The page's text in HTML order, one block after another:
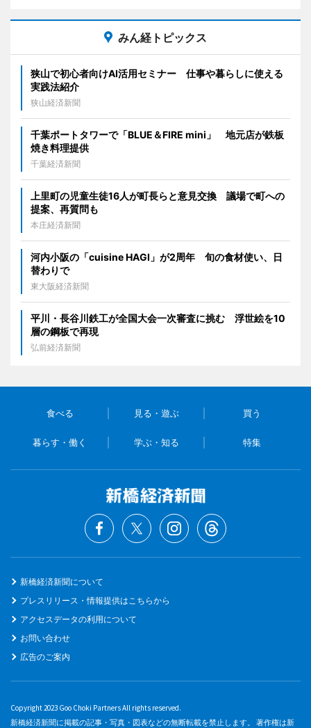
みん経トピックス
狭山で初心者向けAI活用セミナー 仕事や暮らしに使える
実践法紹介
狭山経済新聞
千葉ポートタワーで「BLUE＆FIRE mini」 地元店が鉄板
焼き料理提供
千葉経済新聞
上里町の児童生徒16人が町長らと意見交換 議場で町への
提案、再質問も
本庄経済新聞
河内小阪の「cuisine HAGI」が2周年 旬の食材使い、日
替わりで
東大阪経済新聞
平川・長谷川鉄工が全国大会一次審査に挑む 浮世絵を10
層の鋼板で再現
弘前経済新聞
食べる 見る・遊ぶ 買う
暮らす・働く 学ぶ・知る 特集
新橋経済新聞について
プレスリリース・情報提供はこちらから
アクセスデータの利用について
お問い合わせ
広告のご案内
Copyright 2023 Goo Choki Partners All rights reserved.
新橋経済新聞に掲載の記事・写真・図表などの無断転載を禁止します。 著作権は新